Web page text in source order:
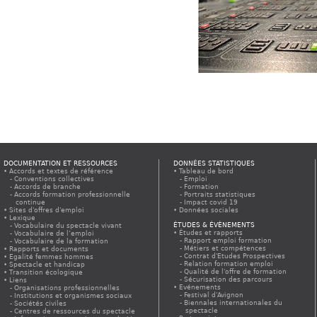
DOCUMENTATION ET RESSOURCES
Accords et textes de référence
Conventions collectives
Accords de branche
Accords formation professionnelle
continue
Sites d'offres d'emploi
Lexique
Vocabulaire du spectacle vivant
Vocabulaire de l’emploi
Vocabulaire de la formation
Rapports et documents
Egalité femmes hommes
Spectacle et handicap
Transition écologique
Liens
Organisations professionnelles
Institutions et organismes sociaux
Sociétés civiles
Centres de ressources du spectacle
DONNÉES STATISTIQUES
Tableau de bord
Emploi
Formation
Portraits statistiques
Impact covid 19
Données sociales
ÉTUDES & ÉVÈNEMENTS
Études et rapports
Rapport emploi formation
Métiers et compétences
Contrat d'Etudes Prospectives
Relation formation emploi
Qualité de l'offre de formation
Sécurisation des parcours
Evénements
Festival d'Avignon
Biennales internationales du
spectacle